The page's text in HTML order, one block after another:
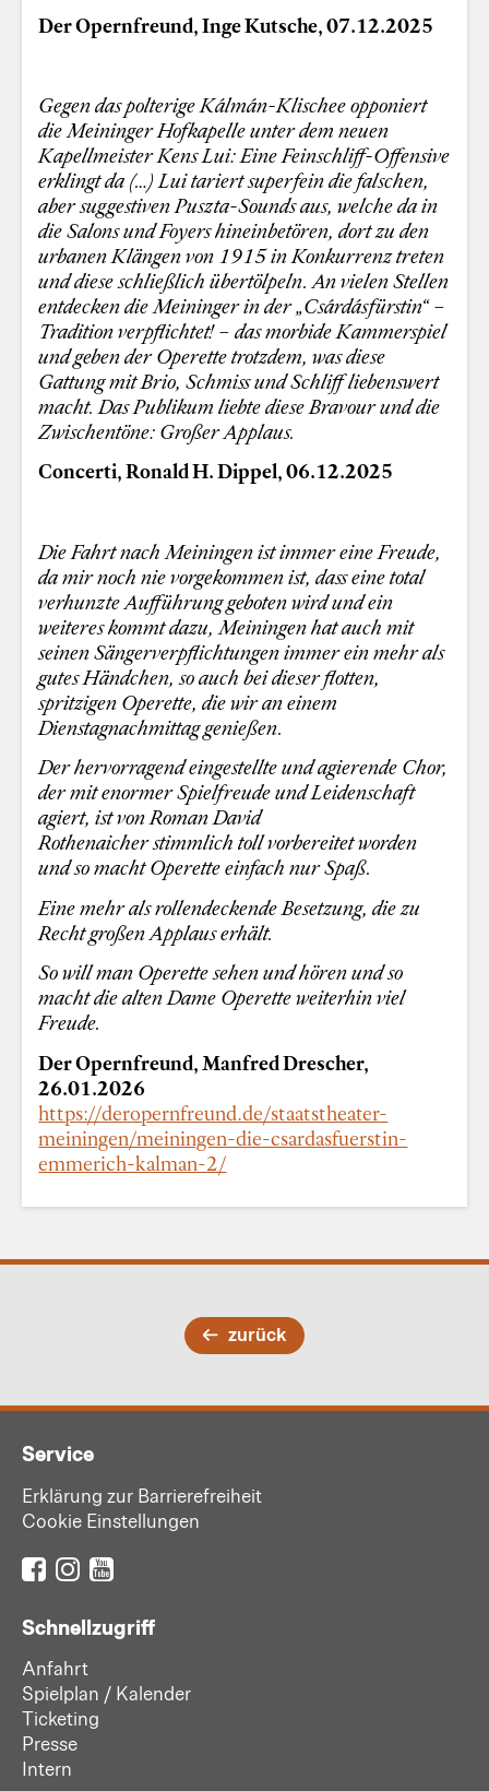
Der Opernfreund, Inge Kutsche, 07.12.2025
Gegen das polterige Kálmán-Klischee opponiert
die Meininger Hofkapelle unter dem neuen
Kapellmeister Kens Lui: Eine Feinschliff-Offensive
erklingt da (…) Lui tariert superfein die falschen,
aber suggestiven Puszta-Sounds aus, welche da in
die Salons und Foyers hineinbetören, dort zu den
urbanen Klängen von 1915 in Konkurrenz treten
und diese schließlich übertölpeln. An vielen Stellen
entdecken die Meininger in der „Csárdásfürstin“ –
Tradition verpflichtet! – das morbide Kammerspiel
und geben der Operette trotzdem, was diese
Gattung mit Brio, Schmiss und Schliff liebenswert
macht. Das Publikum liebte diese Bravour und die
Zwischentöne: Großer Applaus.
Concerti, Ronald H. Dippel, 06.12.2025
Die Fahrt nach Meiningen ist immer eine Freude,
da mir noch nie vorgekommen ist, dass eine total
verhunzte Aufführung geboten wird und ein
weiteres kommt dazu, Meiningen hat auch mit
seinen Sängerverpflichtungen immer ein mehr als
gutes Händchen, so auch bei dieser flotten,
spritzigen Operette, die wir an einem
Dienstagnachmittag genießen.
Der hervorragend eingestellte und agierende Chor,
der mit enormer Spielfreude und Leidenschaft
agiert, ist von Roman David
Rothenaicher stimmlich toll vorbereitet worden
und so macht Operette einfach nur Spaß.
Eine mehr als rollendeckende Besetzung, die zu
Recht großen Applaus erhält.
So will man Operette sehen und hören und so
macht die alten Dame Operette weiterhin viel
Freude.
Der Opernfreund, Manfred Drescher,
26.01.2026
https://deropernfreund.de/staatstheater-
meiningen/meiningen-die-csardasfuerstin-
emmerich-kalman-2/
zurück
Service
Erklärung zur Barrierefreiheit
Cookie Einstellungen
Schnellzugriff
Anfahrt
Spielplan / Kalender
Ticketing
Presse
Intern